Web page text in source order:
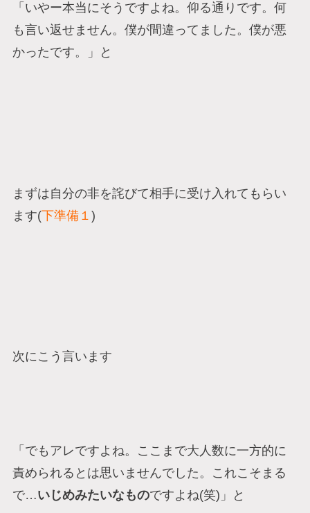
「いやー本当にそうですよね。仰る通りです。何
も言い返せません。僕が間違ってました。僕が悪
かったです。」と
まずは自分の非を詫びて相手に受け入れてもらい
ます(下準備１ )
次にこう言います
「でもアレですよね。ここまで大人数に一方的に
責められるとは思いませんでした。これこそまる
で…いじめみたいなものですよね(笑)」と